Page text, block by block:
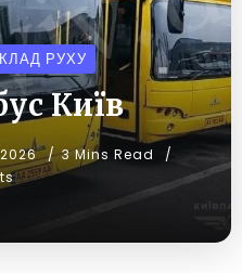
РУХУ
Київ
3 Mins Read